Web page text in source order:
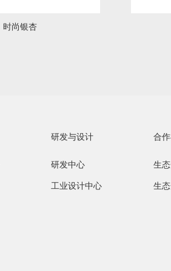
时尚银杏
研发与设计
研发中心
工业设计中心
合
生
生